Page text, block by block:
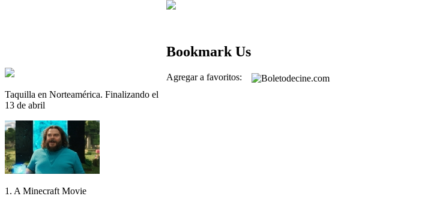
Taquilla en Norteamérica. Finalizando el
13 de abril
1. A Minecraft Movie
Bookmark Us
Agregar a favoritos: